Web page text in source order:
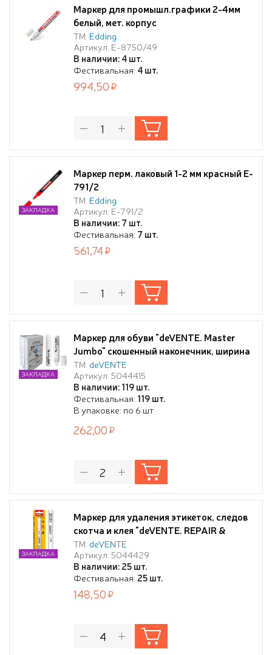
Маркер для промышл.графики 2-4мм
белый, мет. корпус
ТМ: Edding
Артикул: E-8750/49
В наличии: 4 шт.
Фестивальная: 4 шт.
994,50
Маркер перм. лаковый 1-2 мм красный E-
791/2
ТМ: Edding
Артикул: E-791/2
В наличии: 7 шт.
Фестивальная: 7 шт.
ЗАКЛАДКА
561,74
Маркер для обуви "deVENTE. Master
Jumbo" скошенный наконечник, ширина
линии письма до 14 мм, цвет - белый
матовый, круглый корпус увеличенного
диаметра, увеличенный запас чернил
ТМ: deVENTE
Артикул: 5044415
В наличии: 119 шт.
Фестивальная: 119 шт.
В упаковке: по 6 шт
ЗАКЛАДКА
262,00
Маркер для удаления этикеток, следов
скотча и клея "deVENTE. REPAIR &
CRAFT. Remover" круглый корпус,
пулевидный наконечник, в блистерной
упаковке
ТМ: deVENTE
Артикул: 5044429
В наличии: 25 шт.
Фестивальная: 25 шт.
ЗАКЛАДКА
148,50